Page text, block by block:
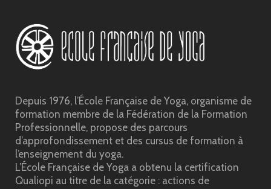
Depuis 1976, l’École Française de Yoga, organisme de
formation membre de la Fédération de la Formation
Professionnelle, propose des parcours
d’approfondissement et des cursus de formation à
l’enseignement du yoga.
L’École Française de Yoga a obtenu la certification
Qualiopi au titre de la catégorie : actions de